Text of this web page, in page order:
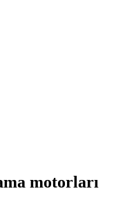
motorları